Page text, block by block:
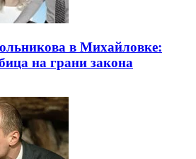
в Михайловке:
на грани закона